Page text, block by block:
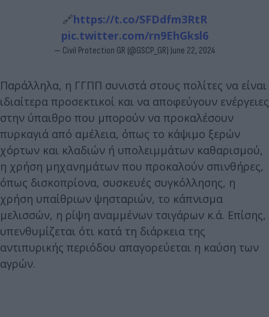
🔗https://t.co/SFDdfm3RtR
pic.twitter.com/rn9EhGksl6
— Civil Protection GR (@GSCP_GR) June 22, 2024
Παράλληλα, η ΓΓΠΠ συνιστά στους πολίτες να είναι
ιδιαίτερα προσεκτικοί και να αποφεύγουν ενέργειες
στην ύπαιθρο που μπορούν να προκαλέσουν
πυρκαγιά από αμέλεια, όπως το κάψιμο ξερών
χόρτων και κλαδιών ή υπολειμμάτων καθαρισμού,
η χρήση μηχανημάτων που προκαλούν σπινθήρες,
όπως δισκοπρίονα, συσκευές συγκόλλησης, η
χρήση υπαίθριων ψησταριών, το κάπνισμα
μελισσών, η ρίψη αναμμένων τσιγάρων κ.ά. Επίσης,
υπενθυμίζεται ότι κατά τη διάρκεια της
αντιπυρικής περιόδου απαγορεύεται η καύση των
αγρών.